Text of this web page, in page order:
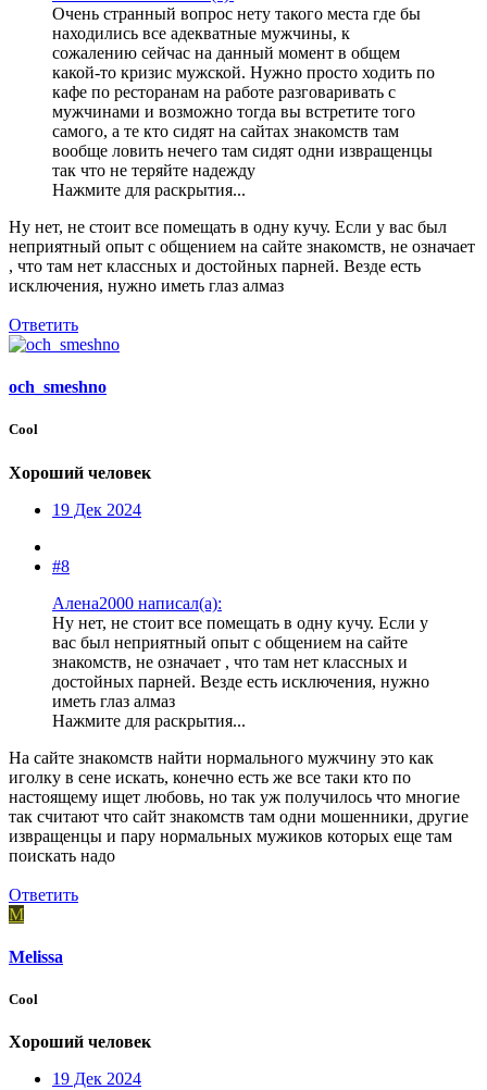
Очень странный вопрос нету такого места где бы
находились все адекватные мужчины, к
сожалению сейчас на данный момент в общем
какой-то кризис мужской. Нужно просто ходить по
кафе по ресторанам на работе разговаривать с
мужчинами и возможно тогда вы встретите того
самого, а те кто сидят на сайтах знакомств там
вообще ловить нечего там сидят одни извращенцы
так что не теряйте надежду
Нажмите для раскрытия...
Ну нет, не стоит все помещать в одну кучу. Если у вас был
неприятный опыт с общением на сайте знакомств, не означает
, что там нет классных и достойных парней. Везде есть
исключения, нужно иметь глаз алмаз
Ответить
och_smeshno
Cool
Хороший человек
19 Дек 2024
#8
Алена2000 написал(а):
Ну нет, не стоит все помещать в одну кучу. Если у
вас был неприятный опыт с общением на сайте
знакомств, не означает , что там нет классных и
достойных парней. Везде есть исключения, нужно
иметь глаз алмаз
Нажмите для раскрытия...
На сайте знакомств найти нормального мужчину это как
иголку в сене искать, конечно есть же все таки кто по
настоящему ищет любовь, но так уж получилось что многие
так считают что сайт знакомств там одни мошенники, другие
извращенцы и пару нормальных мужиков которых еще там
поискать надо
Ответить
M
Melissa
Cool
Хороший человек
19 Дек 2024